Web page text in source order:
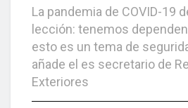
La pandemia de COVID-19
lección: tenemos
esto es un tema de
añade el es secretario de
Exteriores